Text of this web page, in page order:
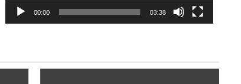
00:00 03:38